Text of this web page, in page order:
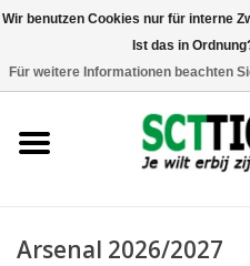
Arsenal 2026/2027
Wir benutzen Cookies nur für interne
Ist das in
Für weitere Informationen beachten